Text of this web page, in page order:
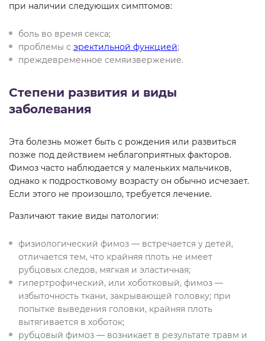
при наличии следующих симптомов:
боль во время секса;
проблемы с эректильной функцией;
преждевременное семяизвержение.
Степени развития и виды
заболевания
Эта болезнь может быть с рождения или развиться
позже под действием неблагоприятных факторов.
Фимоз часто наблюдается у маленьких мальчиков,
однако к подростковому возрасту он обычно исчезает.
Если этого не произошло, требуется лечение.
Различают такие виды патологии:
физиологический фимоз — встречается у детей,
отличается тем, что крайняя плоть не имеет
рубцовых следов, мягкая и эластичная;
гипертрофический, или хоботковый, фимоз —
избыточность ткани, закрывающей головку; при
попытке выведения головки, крайняя плоть
вытягивается в хоботок;
рубцовый фимоз — возникает в результате травм и